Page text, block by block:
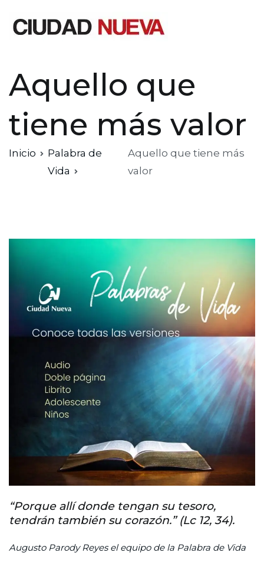
Aquello que
tiene más valor
Inicio
Palabra de
Vida
Aquello que tiene más
valor
“Porque allí donde tengan su tesoro,
tendrán también su corazón.” (Lc 12, 34).
Augusto Parody Reyesel equipo de la Palabra de Vida